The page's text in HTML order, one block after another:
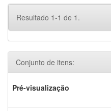
Resultado 1-1 de 1.
Conjunto de itens:
Pré-visualização